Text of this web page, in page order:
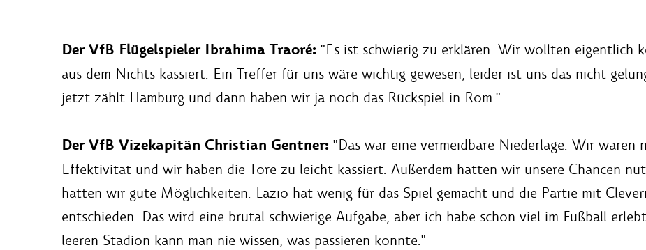
Der VfB Flügelspieler Ibrahima Traoré: "Es ist schwierig zu erklären. Wir wollten eigentlich
aus dem Nichts kassiert. Ein Treffer für uns wäre wichtig gewesen, leider ist uns das nicht
jetzt zählt Hamburg und dann haben wir ja noch das Rückspiel in Rom."
Der VfB Vizekapitän Christian Gentner: "Das war eine vermeidbare Niederlage. Wir
Effektivität und wir haben die Tore zu leicht kassiert. Außerdem hätten wir unsere Chancen
hatten wir gute Möglichkeiten. Lazio hat wenig für das Spiel gemacht und die Partie mit
entschieden. Das wird eine brutal schwierige Aufgabe, aber ich habe schon viel im Fußball
leeren Stadion kann man nie wissen, was passieren könnte."